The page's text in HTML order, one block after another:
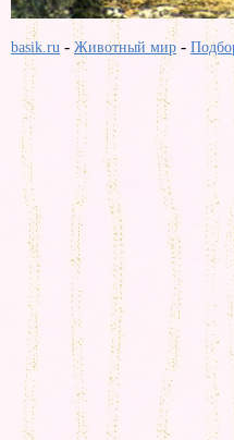
basik.ru - Животный мир -